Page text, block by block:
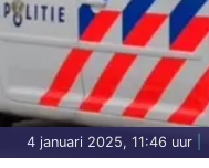
4 januari 2025, 11:46 uur